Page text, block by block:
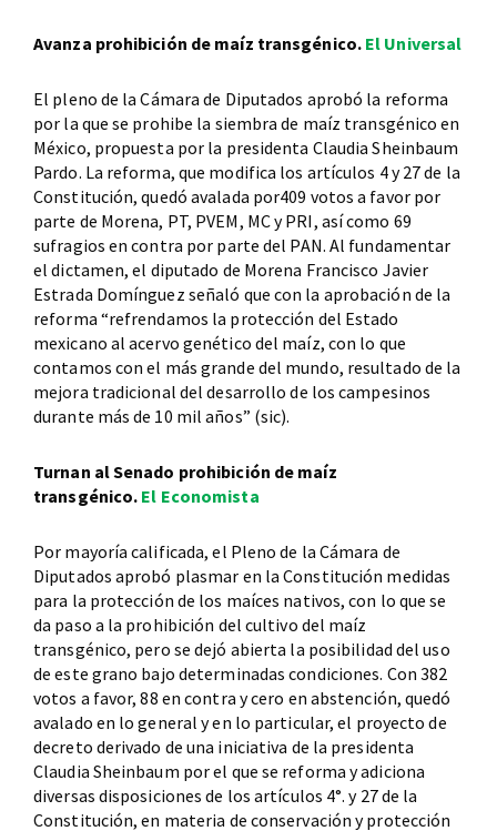
Avanza prohibición de maíz transgénico. El Universal
El pleno de la Cámara de Diputados aprobó la reforma
por la que se prohibe la siembra de maíz transgénico en
México, propuesta por la presidenta Claudia Sheinbaum
Pardo. La reforma, que modifica los artículos 4 y 27 de la
Constitución, quedó avalada por409 votos a favor por
parte de Morena, PT, PVEM, MC y PRI, así como 69
sufragios en contra por parte del PAN. Al fundamentar
el dictamen, el diputado de Morena Francisco Javier
Estrada Domínguez señaló que con la aprobación de la
reforma “refrendamos la protección del Estado
mexicano al acervo genético del maíz, con lo que
contamos con el más grande del mundo, resultado de la
mejora tradicional del desarrollo de los campesinos
durante más de 10 mil años” (sic).
Turnan al Senado prohibición de maíz
transgénico. El Economista
Por mayoría calificada, el Pleno de la Cámara de
Diputados aprobó plasmar en la Constitución medidas
para la protección de los maíces nativos, con lo que se
da paso a la prohibición del cultivo del maíz
transgénico, pero se dejó abierta la posibilidad del uso
de este grano bajo determinadas condiciones. Con 382
votos a favor, 88 en contra y cero en abstención, quedó
avalado en lo general y en lo particular, el proyecto de
decreto derivado de una iniciativa de la presidenta
Claudia Sheinbaum por el que se reforma y adiciona
diversas disposiciones de los artículos 4°. y 27 de la
Constitución, en materia de conservación y protección